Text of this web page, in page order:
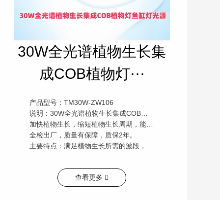
30W全光谱植物生长集
成COB植物灯···
产品型号：TM30W-ZW106
说明：30W全光谱植物生长集成COB植物灯鱼缸灯 光源，主要用于大棚或室内及鱼缸植物生长补光，
加快植物生长，缩短植物生长周期，能有效降低生产成本。暴藻增氧效果明显，该产品采用大品牌原材料，
全检出厂，质量有保障，质保2年。
主要特点：满足植物生长所需的波段，，颜色为白光，主要模仿太阳光。暴藻显色效果明显。
查看更多